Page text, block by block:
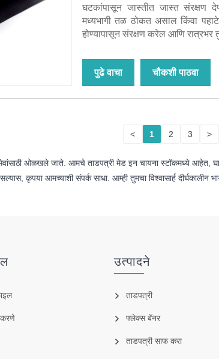
घटकांपासून जास्तीत जास्त संरक्षण
मध्यभागी तळ ठोकत असाल किंवा
होण्यापासून संरक्षण करेल आणि रात्रभर
पुढे वाचा चौकशी पाठवा
< 1 2 3 >
सेवांसाठी ओळखले जाते. आमचे ताडपत्री मेड इन चायना स्टॉकमध्ये आहेत,
आमच्याशी संपर्क साधा. आम्ही तुमचा विश्वासार्ह दीर्घकालीन
उत्पादने
ताडपत्री
फ्लेक्स बॅनर
ताडपत्री साफ करा